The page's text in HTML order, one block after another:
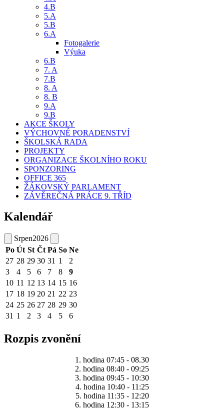
4.B
5.A
5.B
6.A
Fotogalerie
Výuka
6.B
7. A
7.B
8. A
8. B
9.A
9.B
AKCE ŠKOLY
VÝCHOVNÉ PORADENSTVÍ
ŠKOLSKÁ RADA
PROJEKTY
ORGANIZACE ŠKOLNÍHO ROKU
SPONZORING
OFFICE 365
ŽÁKOVSKÝ PARLAMENT
ZÁVĚREČNÁ PRÁCE 9. TŘÍD
Kalendář
Srpen2026
Po Út St Čt Pá So Ne
27 28 29 30 31 1
2
3
4 5 6 7 8
9
10 11 12 13 14 15 16
17 18 19 20 21 22 23
24 25 26 27 28 29 30
31 1 2 3 4 5 6
Rozpis zvonění
1. hodina 07:45 - 08.30
2. hodina 08:40 - 09:25
3. hodina 09:45 - 10:30
4. hodina 10:40 - 11:25
5. hodina 11:35 - 12:20
6. hodina 12:30 - 13:15